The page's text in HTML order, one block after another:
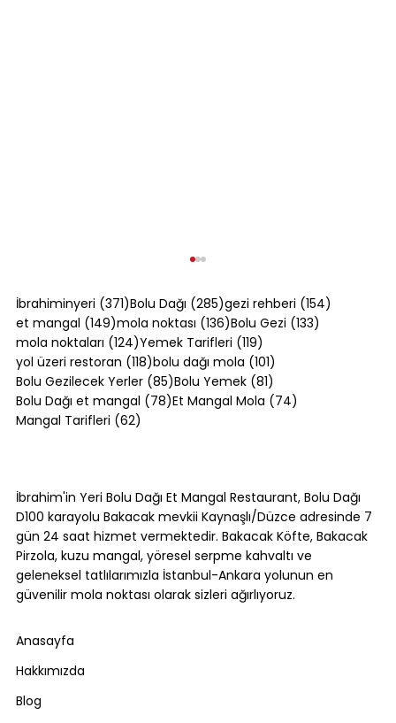
Saatler ve Alternatif Rotalar [2026]
İbrahiminyeri (371)371 yazı
Bolu Dağı (285)285 yazı
gezi rehberi (154)
et mangal (149)149 yazı
mola noktası (136)136 yazı
Bolu Gezi (133)
mola noktaları (124)124 yazı
Yemek Tarifleri (119)
yol üzeri restoran (118)118 yazı
bolu dağı mola (101)
Bolu Gezilecek Yerler (85)85 yazı
Bolu Yemek (81)
Bolu Dağı et mangal (78)78 yazı
Et Mangal Mola (74)
Mangal Tarifleri (62)
İbrahim'in Yeri Bolu Dağı Et Mangal Restaurant, Bolu Dağı
D100 karayolu Bakacak mevkii Kaynaşlı/Düzce adresinde 7
gün 24 saat hizmet vermektedir. Bakacak Köfte, Bakacak
Pirzola, kuzu mangal, yöresel serpme kahvaltı ve
geleneksel tatlılarımızla İstanbul-Ankara yolunun en
güvenilir mola noktası olarak sizleri ağırlıyoruz.
Anasayfa
Hakkımızda
Blog